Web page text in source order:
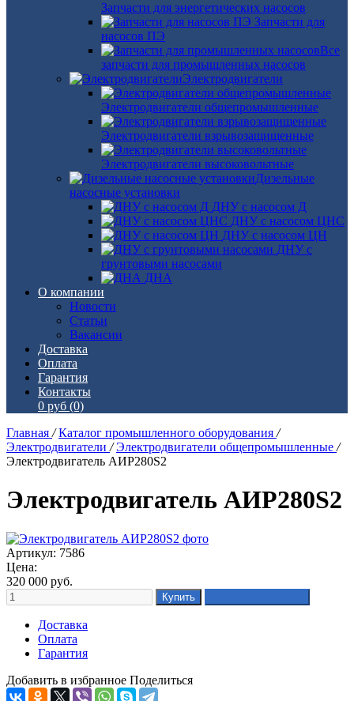
Запчасти для энергетических насосов
Запчасти для
насосов ПЭ
Все
запчасти для промышленных насосов
Электродвигатели
Электродвигатели общепромышленные
Электродвигатели взрывозащищенные
Электродвигатели высоковольтные
Дизельные
насосные установки
ДНУ с насосом Д
ДНУ с насосом ЦНС
ДНУ с насосом ЦН
ДНУ с
грунтовыми насосами
ДНА
О компании
Новости
Статьи
Вакансии
Доставка
Оплата
Гарантия
Контакты
0 руб (0)
Главная / Каталог промышленного оборудования /
Электродвигатели / Электродвигатели общепромышленные /
Электродвигатель АИР280S2
Электродвигатель АИР280S2
Артикул: 7586
Цена:
320 000 руб.
Доставка
Оплата
Гарантия
Добавить в избранное Поделиться